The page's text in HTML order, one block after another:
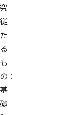
究
従
た
る
も
の：
基
礎